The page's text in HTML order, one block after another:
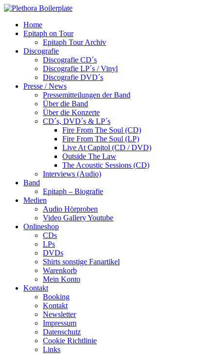
Home
Epitaph on Tour
Epitaph Tour Archiv
Discografie
Discografie CD´s
Discografie LP´s / Vinyl
Discografie DVD´s
Presse / News
Pressemitteilungen der Band
Über die Band
Über die Konzerte
CD´s, DVD´s & LP´s
Fire From The Soul (CD)
Fire From The Soul (LP)
Live At Capitol (CD / DVD)
Outside The Law
The Acoustic Sessions (CD)
Interviews (Audio)
Band
Epitaph – Biografie
Medien
Audio Hörproben
Video Gallery Youtube
Onlineshop
CDs
LPs
DVDs
Shirts sonstige Fanartikel
Warenkorb
Mein Konto
Kontakt
Booking
Kontakt
Newsletter
Impressum
Datenschutz
Cookie Richtlinie
Links